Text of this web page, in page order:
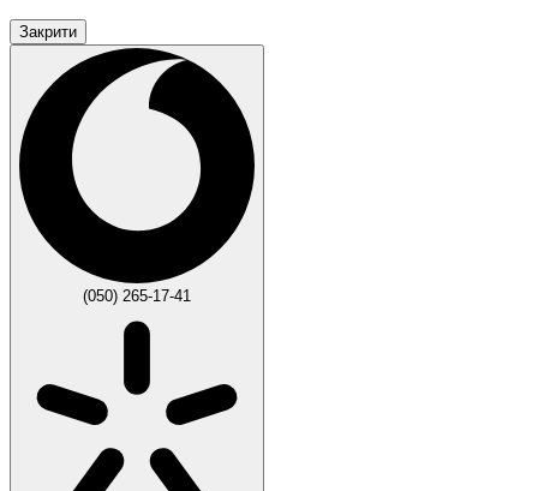
Закрити
(050) 265-17-41